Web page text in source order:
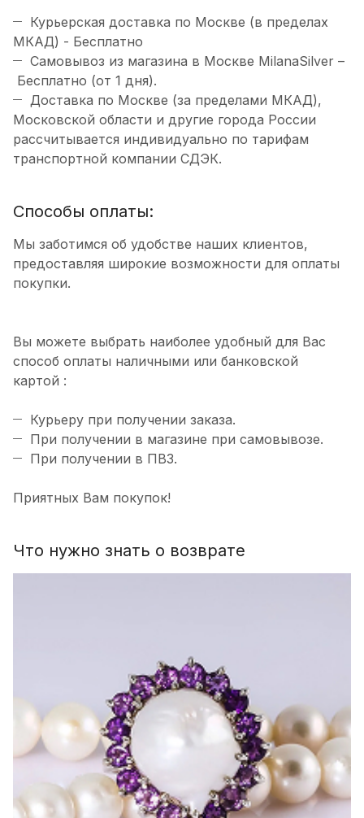
Курьерская доставка по Москве (в пределах
МКАД) - Бесплатно
Самовывоз из магазина в Москве MilanaSilver –
Бесплатно (от 1 дня).
Доставка по Москве (за пределами МКАД),
Московской области и другие города России
рассчитывается индивидуально по тарифам
транспортной компании СДЭК.
Способы оплаты:
Мы заботимся об удобстве наших клиентов,
предоставляя широкие возможности для оплаты
покупки.
Вы можете выбрать наиболее удобный для Вас
способ оплаты наличными или банковской
картой :
Курьеру при получении заказа.
При получении в магазине при самовывозе.
При получении в ПВЗ.
Приятных Вам покупок!
Что нужно знать о возврате